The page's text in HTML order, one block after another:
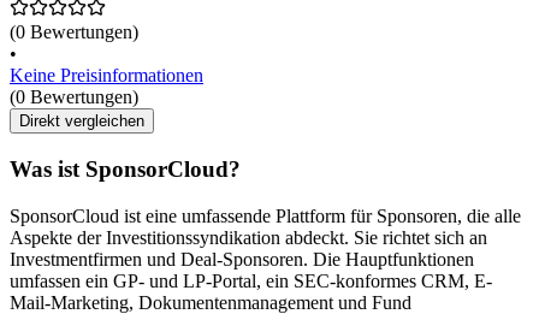
(0 Bewertungen)
•
Keine Preisinformationen
(0 Bewertungen)
Direkt vergleichen
Was ist SponsorCloud?
SponsorCloud ist eine umfassende Plattform für Sponsoren, die alle
Aspekte der Investitionssyndikation abdeckt. Sie richtet sich an
Investmentfirmen und Deal-Sponsoren. Die Hauptfunktionen
umfassen ein GP- und LP-Portal, ein SEC-konformes CRM, E-
Mail-Marketing, Dokumentenmanagement und Fund